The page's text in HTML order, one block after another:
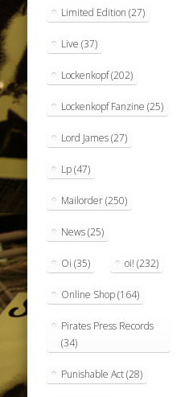
Limited Edition (27)
Live (37)
Lockenkopf(202)
Lockenkopf Fanzine (25)
Lord James(27)
Lp(47)
Mailorder(250)
News(25)
Oi (35) oi! (232)
Online Shop(164)
Pirates Press Records
(34)
Punishable Act(28)